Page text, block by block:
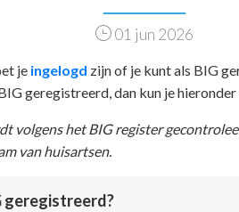
01 jun 2026
je ingelogd zijn of je kunt als BIG
BIG geregistreerd, dan kun je
volgens het BIG register
van huisartsen.
geregistreerd?